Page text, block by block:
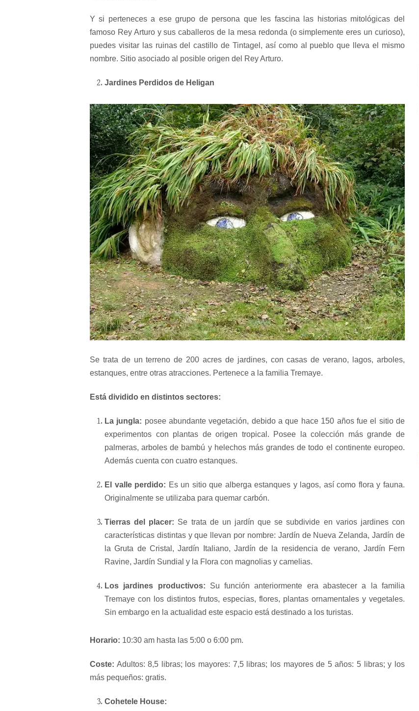
Y si perteneces a ese grupo de persona que les fascina las historias mitológicas del
famoso Rey Arturo y sus caballeros de la mesa redonda (o simplemente eres un curioso),
puedes visitar las ruinas del castillo de Tintagel, así como al pueblo que lleva el mismo
nombre. Sitio asociado al posible origen del Rey Arturo.
Jardines Perdidos de Heligan
Se trata de un terreno de 200 acres de jardines, con casas de verano, lagos, arboles,
estanques, entre otras atracciones. Pertenece a la familia Tremaye.
Está dividido en distintos sectores:
La jungla: posee abundante vegetación, debido a que hace 150 años fue el sitio de
experimentos con plantas de origen tropical. Posee la colección más grande de
palmeras, arboles de bambú y helechos más grandes de todo el continente europeo.
Además cuenta con cuatro estanques.
El valle perdido: Es un sitio que alberga estanques y lagos, así como flora y fauna.
Originalmente se utilizaba para quemar carbón.
Tierras del placer: Se trata de un jardín que se subdivide en varios jardines con
características distintas y que llevan por nombre: Jardín de Nueva Zelanda, Jardín de
la Gruta de Cristal, Jardín Italiano, Jardín de la residencia de verano, Jardín Fern
Ravine, Jardín Sundial y la Flora con magnolias y camelias.
Los jardines productivos: Su función anteriormente era abastecer a la familia
Tremaye con los distintos frutos, especias, flores, plantas ornamentales y vegetales.
Sin embargo en la actualidad este espacio está destinado a los turistas.
Horario: 10:30 am hasta las 5:00 o 6:00 pm.
Coste: Adultos: 8,5 libras; los mayores: 7,5 libras; los mayores de 5 años: 5 libras; y los
más pequeños: gratis.
Cohetele House: